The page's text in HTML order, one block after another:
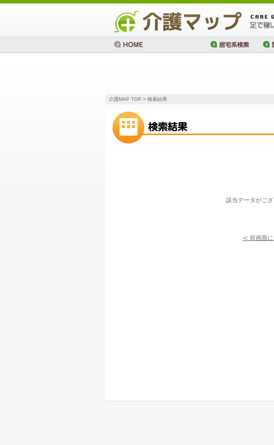
介護MAP TOP > 検索結果
該当データがご
≪ 前画面に